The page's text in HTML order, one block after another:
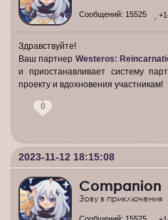
Сообщений: 15525
Здравствуйте!
Ваш партнер Westeros:
и приостанавливает систему
проекту и вдохновения участникам!
0
2023-11-12 18:15:08
Companion
Зову в приключения